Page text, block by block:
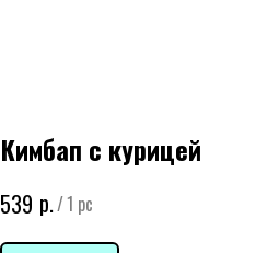
Кимбап с курицей
539 р./1 pc